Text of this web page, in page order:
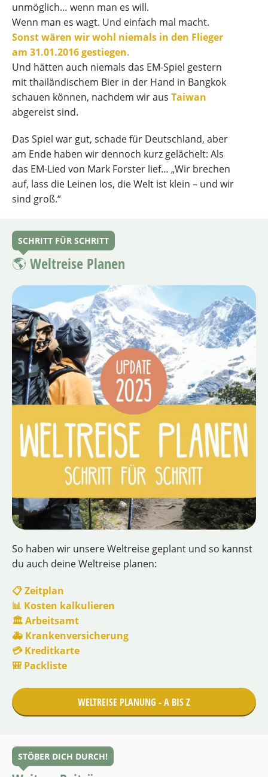
unmöglich… wenn man es will.
Wenn man es wagt. Und einfach mal macht.
Sonst wären wir wohl niemals in den Flieger
am 31.01.2016 gestiegen.
Und hätten auch niemals das EM-Spiel gestern
mit thailändischem Bier in der Hand in Bangkok
schauen können, nachdem wir aus Taiwan
abgereist sind.
Das Spiel war gut, schade für Deutschland, aber
am Ende haben wir dennoch kurz gelächelt: Als
das EM-Lied von Mark Forster lief… „Wir brechen
auf, lass die Leinen los, die Welt ist klein – und wir
sind groß.“
SCHRITT FÜR SCHRITT
🌎 Weltreise Planen
So haben wir unsere Weltreise geplant und so kannst
du auch deine Weltreise planen:
📋 Zeitplan
📊 Kosten kalkulieren
🏛️ Arbeitsamt
🚑 Krankenversicherung
💳 Kreditkarte
🎒 Packliste
WELTREISE PLANUNG - A BIS Z
STÖBER DICH DURCH!